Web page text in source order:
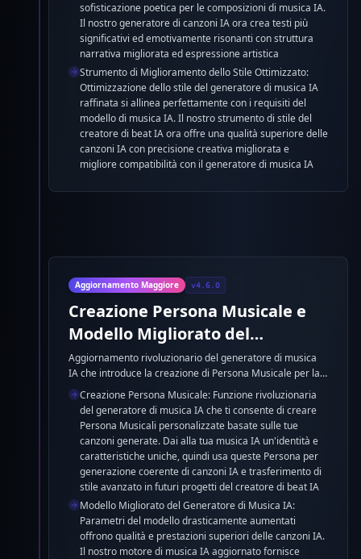
sofisticazione poetica per le composizioni di musica IA.
Il nostro generatore di canzoni IA ora crea testi più
significativi ed emotivamente risonanti con struttura
narrativa migliorata ed espressione artistica
Strumento di Miglioramento dello Stile Ottimizzato:
Ottimizzazione dello stile del generatore di musica IA
raffinata si allinea perfettamente con i requisiti del
modello di musica IA. Il nostro strumento di stile del
creatore di beat IA ora offre una qualità superiore delle
canzoni IA con precisione creativa migliorata e
migliore compatibilità con il generatore di musica IA
Aggiornamento Maggiore v4.6.0
Creazione Persona Musicale e
Modello Migliorato del
Generatore di Musica IA
Aggiornamento rivoluzionario del generatore di musica
IA che introduce la creazione di Persona Musicale per la
generazione personalizzata di canzoni IA. Crea identità
musicali uniche con il nostro generatore di canzoni IA
basate sulle tue tracce esistenti, consentendo un
trasferimento di stile coerente in tutte le tue creazioni di
musica IA. Miglioramento massiccio del modello del
generatore di musica IA con parametri significativamente
espansi per qualità superiore delle canzoni IA. Il nostro
creatore di beat IA ora offre output di musica IA più
professionale con capacità creative migliorate.
Creazione Persona Musicale: Funzione rivoluzionaria
del generatore di musica IA che ti consente di creare
Persona Musicali personalizzate basate sulle tue
canzoni generate. Dai alla tua musica IA un'identità e
caratteristiche uniche, quindi usa queste Persona per
generazione coerente di canzoni IA e trasferimento di
stile avanzato in futuri progetti del creatore di beat IA
Modello Migliorato del Generatore di Musica IA:
Parametri del modello drasticamente aumentati
offrono qualità e prestazioni superiori delle canzoni IA.
Il nostro motore di musica IA aggiornato fornisce